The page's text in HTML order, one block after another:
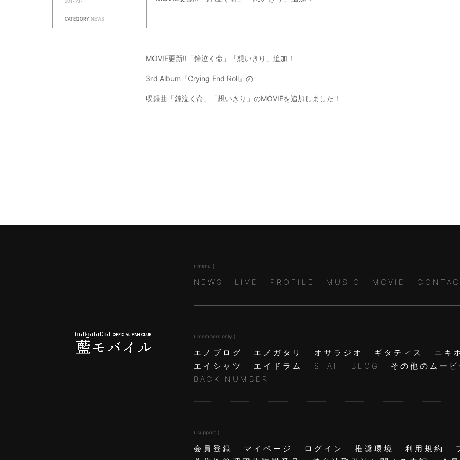
CATEGORY:NEWS
MOVIE更新!!「鐘泣く命」「想いきり」追加！
3rd Album『Crying End Roll』の
収録曲「鐘泣く命」「想いきり」のMOVIEを追加しました！
( menu )
NEWS LIVE PROFILE MUSIC MOVIE
( members only )
エノブログ エノガタリ オサラジオ ギタティス ニキ
エイシャツ
エイドラム STAFF BLOG その他のムービ
BACK NUMBER
( support )
会員登録 マイページ ログイン 推奨環境 利用規約